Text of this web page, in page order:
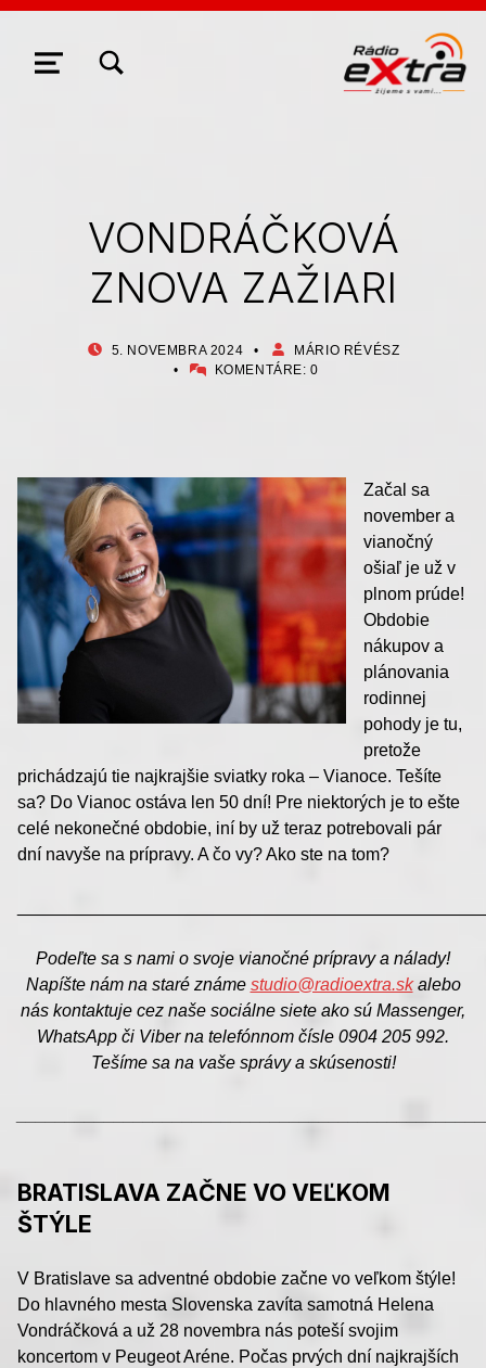
NAVIGÁCIA
VONDRÁČKOVÁ
ZNOVA ZAŽIARI
5. NOVEMBRA 2024
AUTOR:
MÁRIO RÉVÉSZ
KOMENTÁRE: 0
Začal sa
november a
vianočný
ošiaľ je už v
plnom prúde!
Obdobie
nákupov a
plánovania
rodinnej
pohody je tu,
pretože
prichádzajú tie najkrajšie sviatky roka – Vianoce. Tešíte
sa? Do Vianoc ostáva len 50 dní! Pre niektorých je to ešte
celé nekonečné obdobie, iní by už teraz potrebovali pár
dní navyše na prípravy. A čo vy? Ako ste na tom?
Podeľte sa s nami o svoje vianočné prípravy a nálady!
Napíšte nám na staré známe studio@radioextra.skalebo
nás kontaktuje cez naše sociálne siete ako sú Massenger,
WhatsApp či Viber na telefónnom čísle 0904 205 992.
Tešíme sa na vaše správy a skúsenosti!
BRATISLAVA ZAČNE VO VEĽKOM
ŠTÝLE
V Bratislave sa adventné obdobie začne vo veľkom štýle!
Do hlavného mesta Slovenska zavíta samotná Helena
Vondráčková a už 28 novembra nás poteší svojim
koncertom v Peugeot Aréne. Počas prvých dní najkrajších